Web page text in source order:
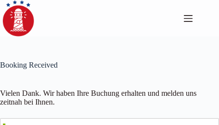
Zum
Inhalt
springen
Booking Received
Vielen Dank. Wir haben Ihre Buchung erhalten und melden uns
zeitnah bei Ihnen.